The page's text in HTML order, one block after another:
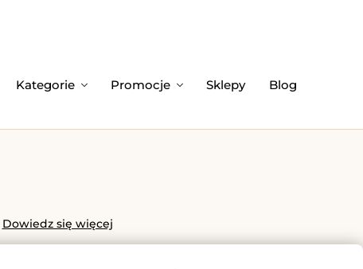
Kategorie Promocje Sklepy Blog
Dowiedz się więcej